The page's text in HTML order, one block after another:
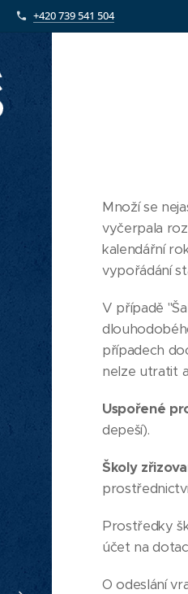
+420 739 541 504
Množí se
vyčerpala
kalendářní
vypořádání
V případě
případech
nelze utratit
Uspořené
depeší).
Školy
Prostředky
účet na
O odeslání